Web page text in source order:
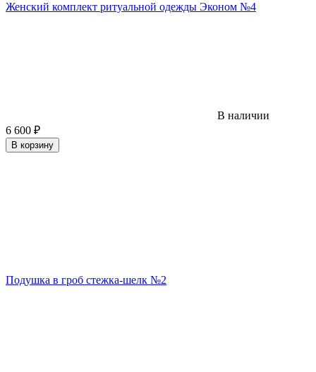
Женский комплект ритуальной одежды Эконом №4
В наличии
6 600 ₽
В корзину
Подушка в гроб стежка-шелк №2